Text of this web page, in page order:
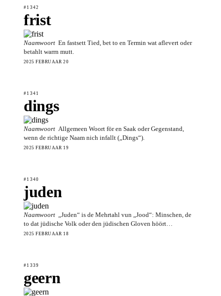
#1342
frist
Naamwoort En fastsett Tied, bet to en Termin wat aflevert oder
betahlt warrn mutt.
2025 FEBRUAAR 20
#1341
dings
Naamwoort Allgemeen Woort för en Saak oder Gegenstand,
wenn de richtige Naam nich infallt („Dings“).
2025 FEBRUAAR 19
#1340
juden
Naamwoort
„Juden“ is de Mehrtahl vun „Jood“: Minschen, de
to dat jüdische Volk oder den jüdischen Gloven höört…
2025 FEBRUAAR 18
#1339
geern